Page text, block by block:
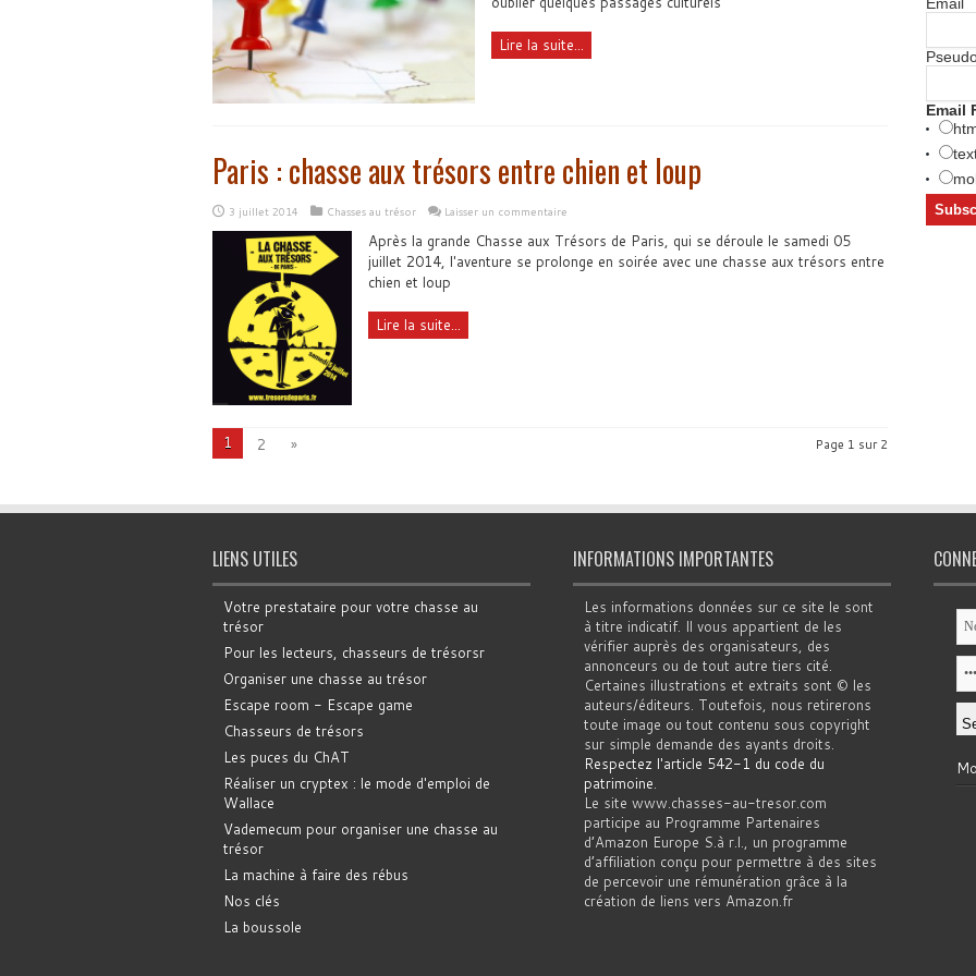
Lire la suite...
Paris : chasse aux trésors entre chien et loup
3 juillet 2014 Chasses au trésor Laisser un commentaire
Après la grande Chasse aux Trésors de Paris, qui se déroule le samedi 05
juillet 2014, l'aventure se prolonge en soirée avec une chasse aux trésors entre
chien et loup
Lire la suite...
Page 1 sur 2
1 2 »
Email
LIENS UTILES
Votre prestataire pour votre chasse au
trésor
Pour les lecteurs, chasseurs de trésorsr
Organiser une chasse au trésor
Escape room - Escape game
Chasseurs de trésors
Les puces du ChAT
Réaliser un cryptex : le mode d'emploi de
Wallace
Vademecum pour organiser une chasse au
trésor
La machine à faire des rébus
Nos clés
La boussole
INFORMATIONS IMPORTANTES
Les informations données sur ce site le sont
à titre indicatif. Il vous appartient de les
vérifier auprès des organisateurs, des
annonceurs ou de tout autre tiers cité.
Certaines illustrations et extraits sont © les
auteurs/éditeurs. Toutefois, nous retirerons
toute image ou tout contenu sous copyright
sur simple demande des ayants droits.
Respectez l'article 542-1 du code du
patrimoine.
Le site www.chasses-au-tresor.com
participe au Programme Partenaires
d’Amazon Europe S.à r.l., un programme
d’affiliation conçu pour permettre à des sites
de percevoir une rémunération grâce à la
création de liens vers Amazon.fr